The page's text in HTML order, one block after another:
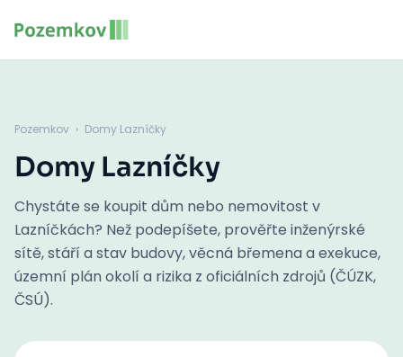
Pozemkov › Domy Lazníčky
Domy Lazníčky
Chystáte se koupit dům nebo nemovitost v
Lazníčkách? Než podepíšete, prověřte inženýrské
sítě, stáří a stav budovy, věcná břemena a exekuce,
územní plán okolí a rizika z oficiálních zdrojů (ČÚZK,
ČSÚ).